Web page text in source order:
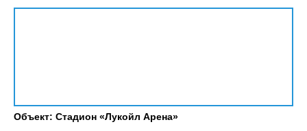
Объект: Стадион «Лукойл Арена»